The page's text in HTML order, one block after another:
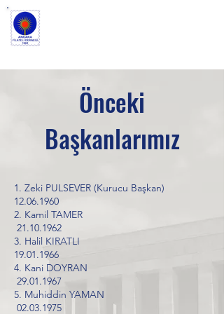
Önceki
Başkanlarımız
1. Zeki PULSEVER (Kurucu Başkan)
12.06.1960
2. Kamil TAMER
21.10.1962
3. Halil KIRATLI
19.01.1966
4. Kani DOYRAN
29.01.1967
5. Muhiddin YAMAN
02.03.1975